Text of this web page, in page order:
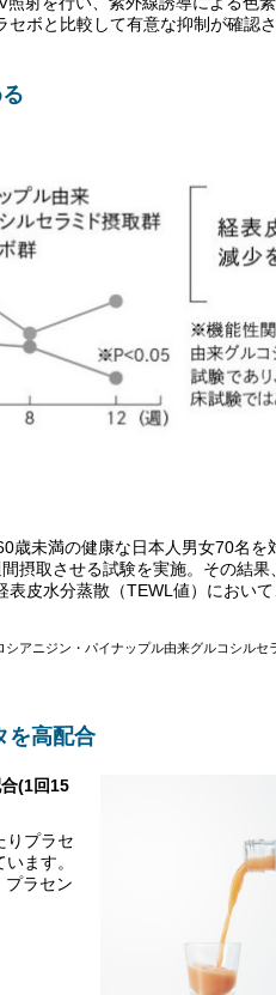
ボと比較して有意な抑制が確認さ
歳未満の健康な日本人男女70名を
摂取させる試験を実施。その結
皮水分蒸散（TEWL値）におい
アニジン・パイナップル由来グルコシルセ
を高配合
(1回15
りプラセ
ます。
プラセン